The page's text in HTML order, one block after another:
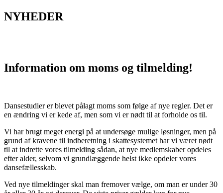
NYHEDER
Information om moms og tilmelding!
Dansestudier er blevet pålagt moms som følge af nye regler. Det er
en ændring vi er kede af, men som vi er nødt til at forholde os til.
Vi har brugt meget energi på at undersøge mulige løsninger, men på
grund af kravene til indberetning i skattesystemet har vi været nødt
til at indrette vores tilmelding sådan, at nye medlemskaber opdeles
efter alder, selvom vi grundlæggende helst ikke opdeler vores
dansefællesskab.
Ved nye tilmeldinger skal man fremover vælge, om man er under 30